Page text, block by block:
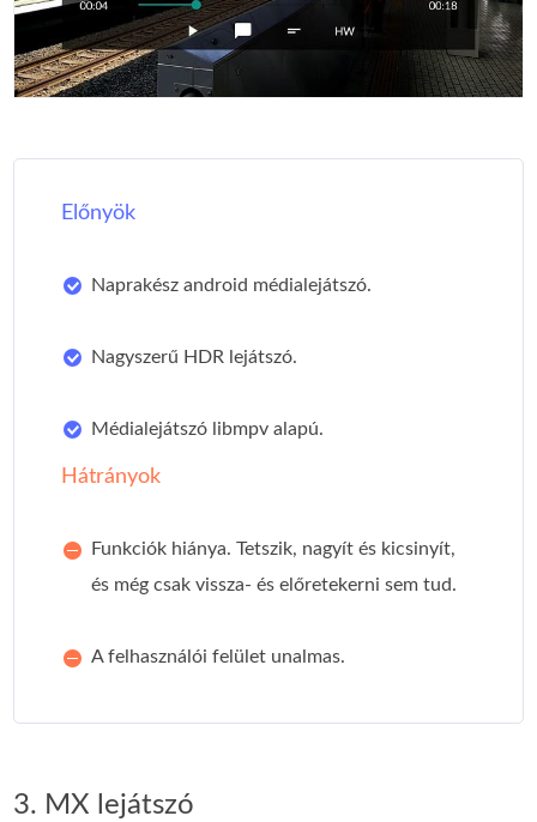
Előnyök
Naprakész android médialejátszó.
Nagyszerű HDR lejátszó.
Médialejátszó libmpv alapú.
Hátrányok
Funkciók hiánya. Tetszik, nagyít és kicsinyít,
és még csak vissza- és előretekerni sem tud.
A felhasználói felület unalmas.
3. MX lejátszó